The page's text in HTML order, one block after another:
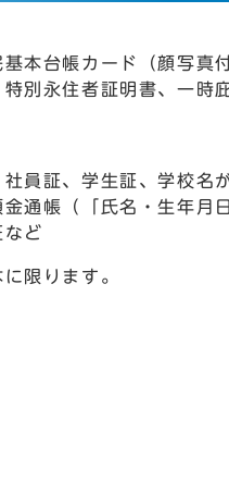
本台帳カード（顔写真
別永住者証明書、一
員証、学生証、学校名
通帳（「氏名・生年月
など
限ります。